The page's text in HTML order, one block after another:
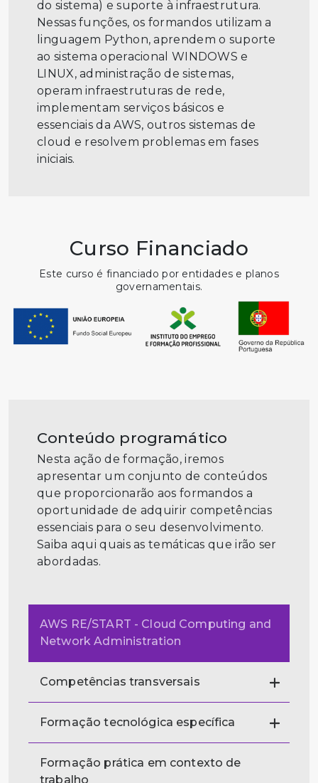
do sistema) e suporte à infraestrutura.
Nessas funções, os formandos utilizam a
linguagem Python, aprendem o suporte
ao sistema operacional WINDOWS e
LINUX, administração de sistemas,
operam infraestruturas de rede,
implementam serviços básicos e
essenciais da AWS, outros sistemas de
cloud e resolvem problemas em fases
iniciais.
Curso Financiado
Este curso é financiado por entidades e planos
governamentais.
Conteúdo programático
Nesta ação de formação, iremos
apresentar um conjunto de conteúdos
que proporcionarão aos formandos a
oportunidade de adquirir competências
essenciais para o seu desenvolvimento.
Saiba aqui quais as temáticas que irão ser
abordadas.
AWS RE/START - Cloud Computing and
Network Administration
Competências transversais
Formação tecnológica específica
Formação prática em contexto de
trabalho